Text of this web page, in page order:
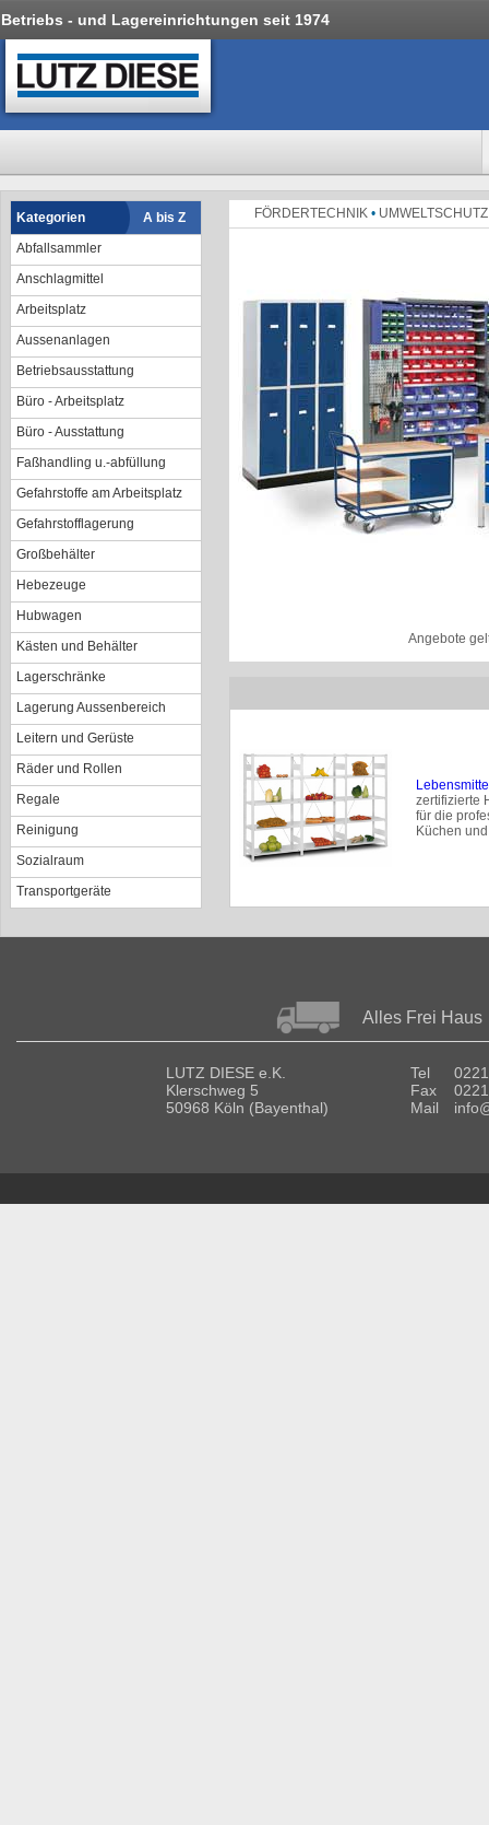
Betriebs - und Lagereinrichtungen seit 1974
Kategorien
A bis Z
Abfallsammler
Anschlagmittel
Arbeitsplatz
Aussenanlagen
Betriebsausstattung
Büro - Arbeitsplatz
Büro - Ausstattung
Faßhandling u.-abfüllung
Gefahrstoffe am Arbeitsplatz
Gefahrstofflagerung
Großbehälter
Hebezeuge
Hubwagen
Kästen und Behälter
Lagerschränke
Lagerung Aussenbereich
Leitern und Gerüste
Räder und Rollen
Regale
Reinigung
Sozialraum
Transportgeräte
FÖRDERTECHNIK •
Angebote
zertifizierte
für die
Küchen
Alles Frei Haus
LUTZ DIESE e.K.
Klerschweg 5
50968 Köln (Bayenthal)
Tel
Fax
Mail